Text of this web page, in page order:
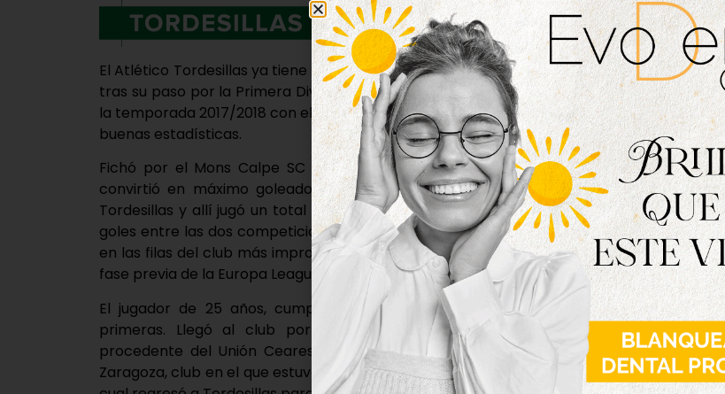
El Atlético Tordesillas ya tiene su primer refuerzo invernal. Rubo regresa al club rojiblanco
tras su paso por la Primera División de Gibraltar, a donde se marchó antes de comenzar
la temporada 2017/2018 con el club tordesillano, militando con dos equipos y dejando muy
buenas estadísticas.
Fichó por el Mons Calpe SC tras finalizar el Trofeo Diputación del 2017, en el que se
convirtió en máximo goleador a pesar de no disputar la final que venció el Atlético
Tordesillas y allí jugó un total de 28 partidos entre Liga y Copa, anotando un total de 21
goles entre las dos competiciones y siendo el pichichi de ambas. Esta temporada recaló
en las filas del club más improtante del país vecino, el Europa F.C., llegando a disputar la
fase previa de la Europa League, pero quedando eliminado en primera ronda.
El jugador de 25 años, cumplirá así su tercera etapa como rojiblanco tras las dos
primeras. Llegó al club por primera vez en invierno de la temporada 2015/2016
procedente del Unión Ceares y al finalizar esa temporada se marchó al SD Borja de
Zaragoza, club en el que estuvo hasta el mercado invernal de la siguiente campaña, en la